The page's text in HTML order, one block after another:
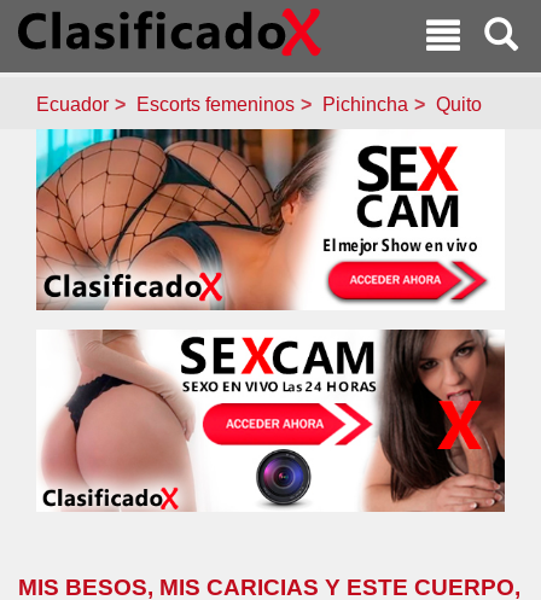
Ecuador Escorts femeninos Pichincha Quito
MIS BESOS, MIS CARICIAS Y ESTE CUERPO,